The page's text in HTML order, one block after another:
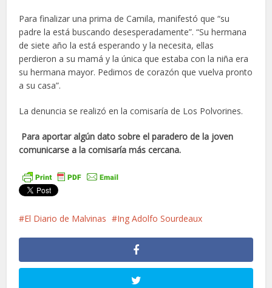
Para finalizar una prima de Camila, manifestó que “su
padre la está buscando desesperadamente”. “Su hermana
de siete año la está esperando y la necesita, ellas
perdieron a su mamá y la única que estaba con la niña era
su hermana mayor. Pedimos de corazón que vuelva pronto
a su casa”.
La denuncia se realizó en la comisaría de Los Polvorines.
Para aportar algún dato sobre el paradero de la joven
comunicarse a la comisaría más cercana.
El Diario de Malvinas Ing Adolfo Sourdeaux